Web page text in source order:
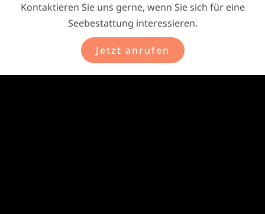
Kontaktieren Sie uns gerne, wenn Sie sich für eine
Seebestattung interessieren.
Jetzt anrufen